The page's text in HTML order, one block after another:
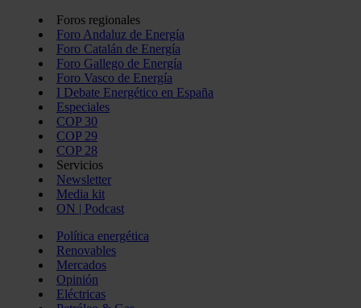
Foros regionales
Foro Andaluz de Energía
Foro Catalán de Energía
Foro Gallego de Energía
Foro Vasco de Energía
I Debate Energético en España
Especiales
COP 30
COP 29
COP 28
Servicios
Newsletter
Media kit
ON | Podcast
Política energética
Renovables
Mercados
Opinión
Eléctricas